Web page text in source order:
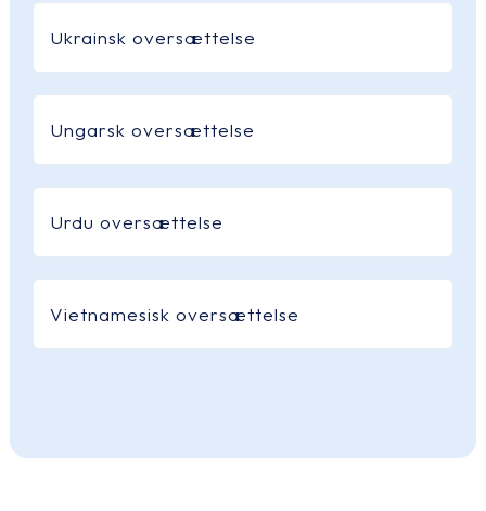
Ukrainsk oversættelse
Ungarsk oversættelse
Urdu oversættelse
Vietnamesisk oversættelse